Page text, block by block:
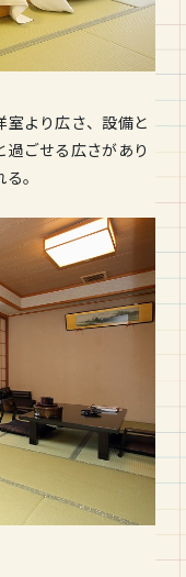
室より広さ、設備と
ごせる広さがあり
。